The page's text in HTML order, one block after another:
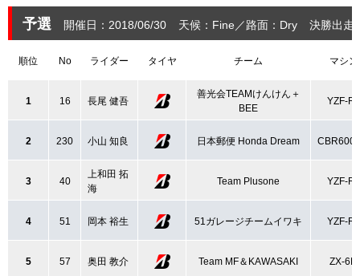
予選 開催日：2018/06/30 天候：Fine 路面：Dry 決勝出走
順位 No ライダー タイヤ チーム マシン
1 16 長尾 健吾
善光会TEAMけんけん＋
BEE
YZF-R6
2 230 小山 知良 日本郵便 Honda Dream
3 40
上和田 拓
海
Team Plusone YZF-R6
4 51 岡本 裕生 51ガレージチームイワキ YZF-R6
5 57 奥田 教介 Team MF＆KAWASAKI ZX-6R